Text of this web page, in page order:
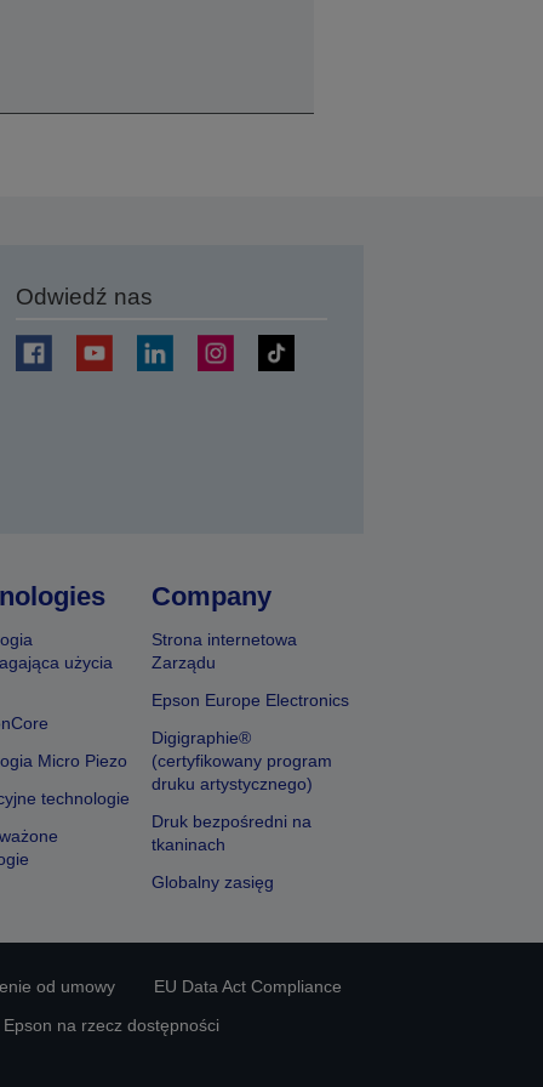
Odwiedź nas
użycia
Micro Piezo
technologie
Company
Strona internetowa
Zarządu
Epson Europe Electronics
Digigraphie®
(certyfikowany program
druku artystycznego)
Druk bezpośredni na
tkaninach
Globalny zasięg
od umowy
EU Data Act Compliance
Epson na rzecz dostępności